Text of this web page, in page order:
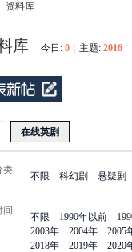
资料库
库 今日: 0 主题: 2016
在线英剧
类:
不限 科幻剧 悬疑剧
间:
不限 1990年以前
2003年
2004年 2005
2018年
2019年 2020